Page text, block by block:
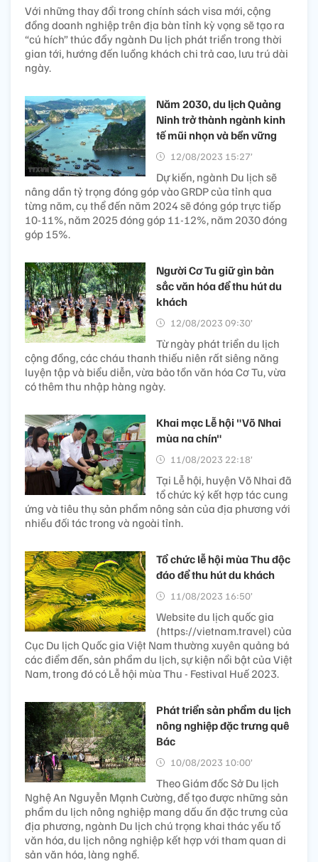
Với những thay đổi trong chính sách visa mới, cộng
đồng doanh nghiệp trên địa bàn tỉnh kỳ vọng sẽ tạo ra
“cú hích” thúc đẩy ngành Du lịch phát triển trong thời
gian tới, hướng đến luồng khách chi trả cao, lưu trú dài
ngày.
Năm 2030, du lịch Quảng
Ninh trở thành ngành kinh
tế mũi nhọn và bền vững
12/08/2023 15:27’
Dự kiến, ngành Du lịch sẽ
nâng dần tỷ trọng đóng góp vào GRDP của tỉnh qua
từng năm, cụ thể đến năm 2024 sẽ đóng góp trực tiếp
10-11%, năm 2025 đóng góp 11-12%, năm 2030 đóng
góp 15%.
Người Cơ Tu giữ gìn bản
sắc văn hóa để thu hút du
khách
12/08/2023 09:30’
Từ ngày phát triển du lịch
cộng đồng, các cháu thanh thiếu niên rất siêng năng
luyện tập và biểu diễn, vừa bảo tồn văn hóa Cơ Tu, vừa
có thêm thu nhập hàng ngày.
Khai mạc Lễ hội "Võ Nhai
mùa na chín"
11/08/2023 22:18’
Tại Lễ hội, huyện Võ Nhai đã
tổ chức ký kết hợp tác cung
ứng và tiêu thụ sản phẩm nông sản của địa phương với
nhiều đối tác trong và ngoài tỉnh.
Tổ chức lễ hội mùa Thu độc
đáo để thu hút du khách
11/08/2023 16:50’
Website du lịch quốc gia
(https://vietnam.travel) của
Cục Du lịch Quốc gia Việt Nam thường xuyên quảng bá
các điểm đến, sản phẩm du lịch, sự kiện nổi bật của Việt
Nam, trong đó có Lễ hội mùa Thu - Festival Huế 2023.
Phát triển sản phẩm du lịch
nông nghiệp đặc trưng quê
Bác
10/08/2023 10:00’
Theo Giám đốc Sở Du lịch
Nghệ An Nguyễn Mạnh Cường, để tạo được những sản
phẩm du lịch nông nghiệp mang dấu ấn đặc trưng của
địa phương, ngành Du lịch chú trọng khai thác yếu tố
văn hóa, du lịch nông nghiệp kết hợp với tham quan di
sản văn hóa, làng nghề.